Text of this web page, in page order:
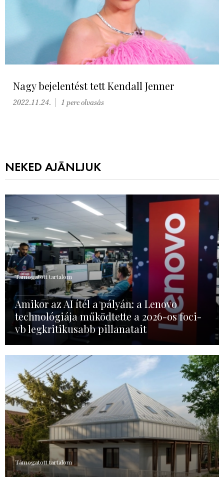
Nagy bejelentést tett Kendall Jenner
2022.11.24. 1 perc olvasás
NEKED AJÁNLJUK
Támogatott tartalom
Amikor az AI ítél a pályán: a Lenovo
technológiája működtette a 2026-os foci-
vb legkritikusabb pillanatait
Támogatott tartalom